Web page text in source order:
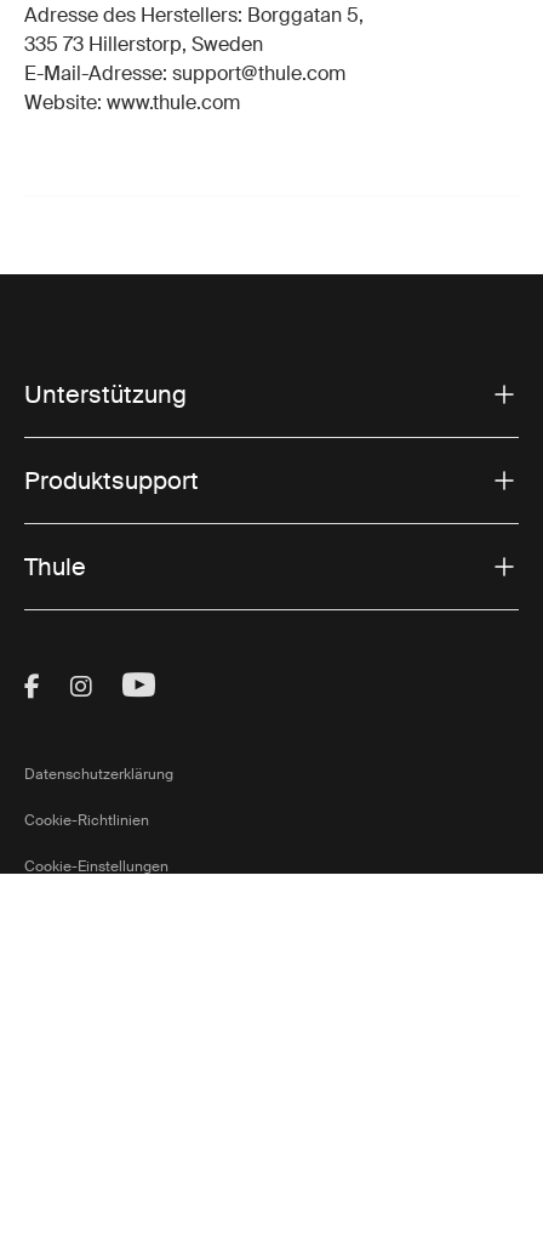
Adresse des Herstellers: Borggatan 5,
335 73 Hillerstorp, Sweden
E-Mail-Adresse: support@thule.com
Website: www.thule.com
Unterstützung
Produktsupport
Thule
Visit Thule on Facebook (external link)
Visit Thule on Instagram (external link)
Visit Thule on Youtube (external
Datenschutzerklärung
Cookie-Richtlinien
Cookie-Einstellungen